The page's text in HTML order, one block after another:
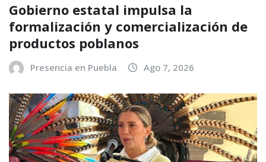
Gobierno estatal impulsa la
formalización y comercialización de
productos poblanos
Presencia en Puebla Ago 7, 2026